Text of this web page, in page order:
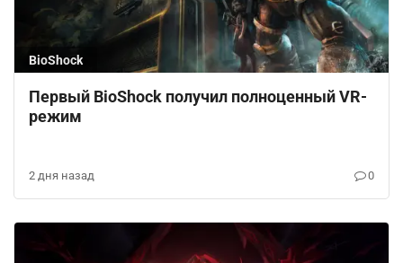
BioShock
Первый BioShock получил полноценный VR-
режим
2 дня назад 0